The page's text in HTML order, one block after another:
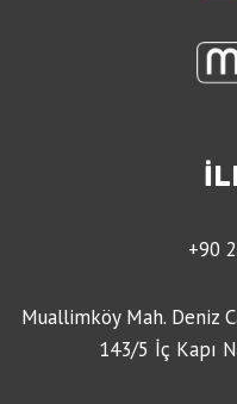
+90
Muallimköy Mah. Deniz
143/5 İç Kapı